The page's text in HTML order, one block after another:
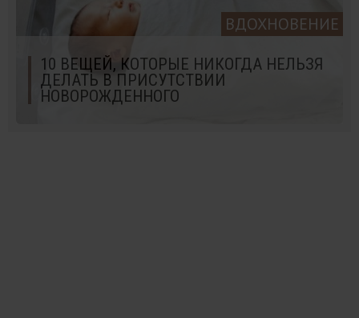
ВДОХНОВЕНИЕ
10 ВЕЩЕЙ, КОТОРЫЕ НИКОГДА НЕЛЬЗЯ
ДЕЛАТЬ В ПРИСУТСТВИИ
НОВОРОЖДЕННОГО